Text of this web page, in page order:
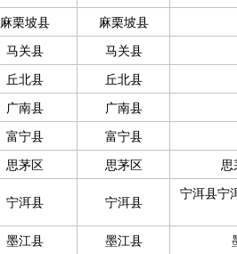
麻栗坡县 麻栗坡县
马关县 马关县
丘北县 丘北县
广南县 广南县
富宁县 富宁县
思茅区 思茅区 思
宁洱县 宁洱县
宁洱县宁
墨江县 墨江县